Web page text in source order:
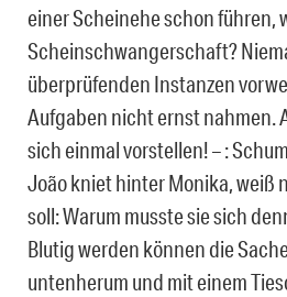
einer Scheinehe schon führen,
Scheinschwangerschaft?
überprüfenden Instanzen
Aufgaben nicht ernst nahmen.
sich einmal vorstellen! – :
João kniet hinter Monika, weiß
soll: Warum musste sie sich
Blutig werden können die
untenherum und mit einem